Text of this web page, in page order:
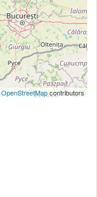
OpenStreetMapcontributors